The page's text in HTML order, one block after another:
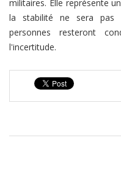
militaires. Elle représente
la stabilité ne sera pas
personnes resteront
l'incertitude.